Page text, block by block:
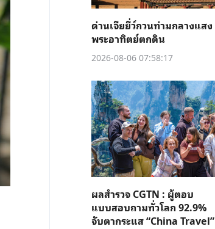
ด่านเจียยี่ว์กวนท่ามกลางแสง
พระอาทิตย์ตกดิน
2026-08-06 07:58:17
ผลสำรวจ CGTN : ผู้ตอบ
แบบสอบถามทั่วโลก 92.9%
จับตากระแส “China Travel”